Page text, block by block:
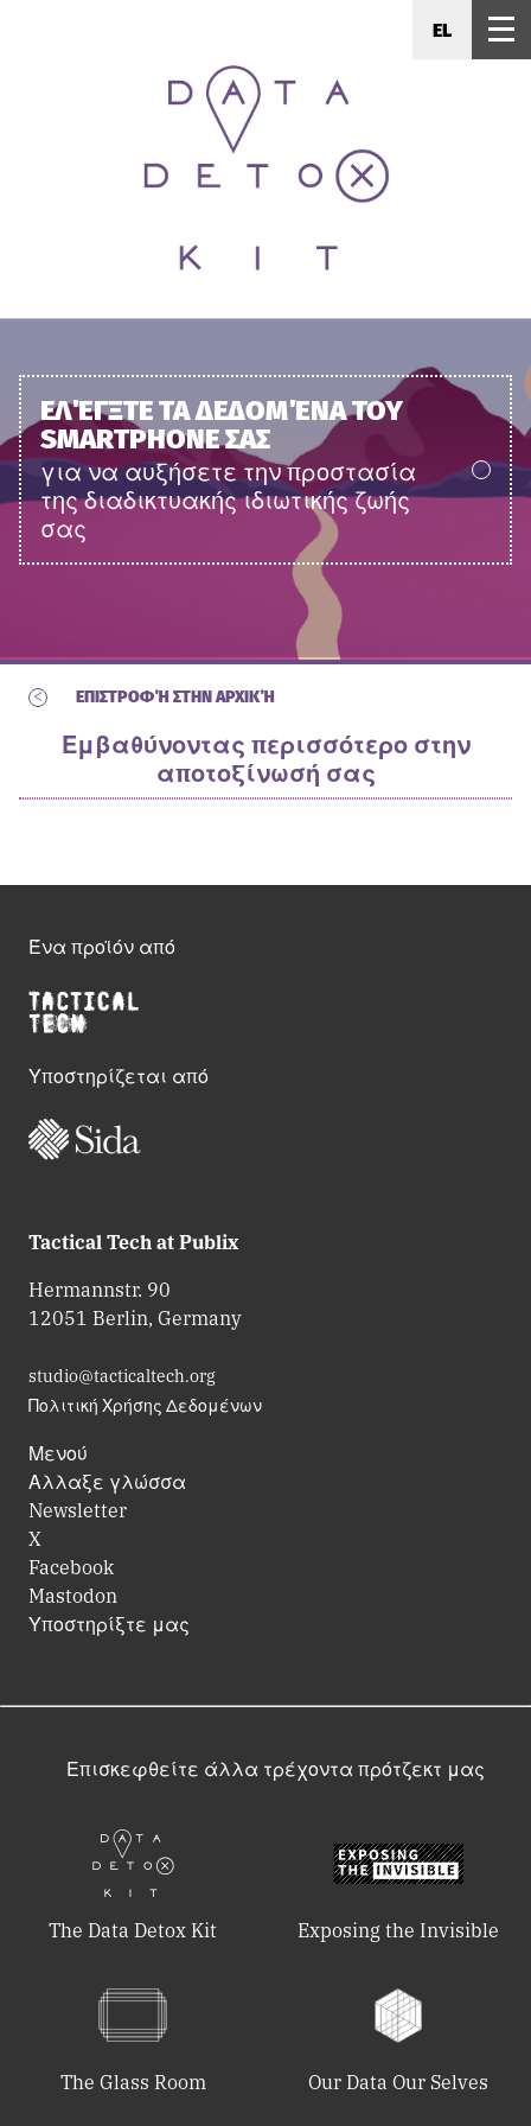
EL
ΕΛΈΓΞΤΕ ΤΑ ΔΕΔΟΜΈΝΑ ΤΟΥ
SMARTPHONE ΣΑΣ
για να αυξήσετε την προστασία
της διαδικτυακής ιδιωτικής ζωής
σας
< ΕΠΙΣΤΡΟΦΉ ΣΤΗΝ ΑΡΧΙΚΉ
Εμβαθύνοντας περισσότερο στην
αποτοξίνωσή σας
Ένα προϊόν από
Υποστηρίζεται από
Tactical Tech at Publix
Hermannstr. 90
12051 Berlin, Germany
studio@tacticaltech.org
Πολιτική Χρήσης Δεδομένων
Μενού
Αλλαξε γλώσσα
Newsletter
X
Facebook
Mastodon
Υποστηρίξτε μας
Επισκεφθείτε άλλα τρέχοντα πρότζεκτ μας
The Data Detox Kit Exposing the Invisible
The Glass Room Our Data Our Selves